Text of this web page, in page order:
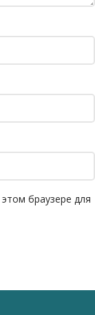
браузере для